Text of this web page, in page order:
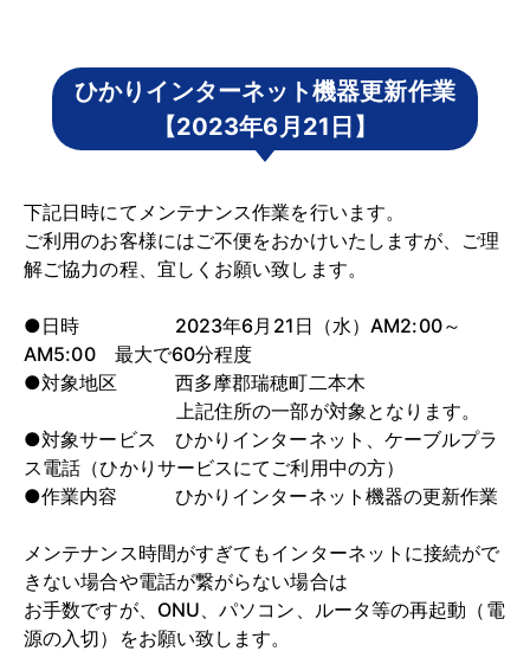
ひかりインターネット機器更新作業
【2023年6月21日】
下記日時にてメンテナンス作業を行います。
ご利用のお客様にはご不便をおかけいたしますが、ご理
解ご協力の程、宜しくお願い致します。
●日時 2023年6月21日（水）AM2:00～
AM5:00 最大で60分程度
●対象地区 西多摩郡瑞穂町二本木
上記住所の一部が対象となります。
●対象サービス ひかりインターネット、ケーブルプラ
ス電話（ひかりサービスにてご利用中の方）
●作業内容 ひかりインターネット機器の更新作業
メンテナンス時間がすぎてもインターネットに接続がで
きない場合や電話が繋がらない場合は
お手数ですが、ONU、パソコン、ルータ等の再起動（電
源の入切）をお願い致します。